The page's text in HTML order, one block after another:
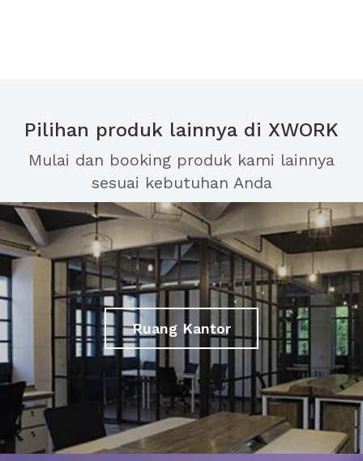
Pilihan produk lainnya di XWORK
Mulai dan booking produk kami lainnya
sesuai kebutuhan Anda
Ruang Kantor